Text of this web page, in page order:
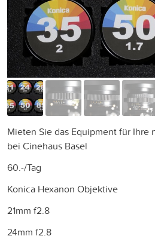
Mieten Sie das Equipment für Ihre
bei Cinehaus Basel
60.-/Tag
Konica Hexanon Objektive
21mm f2.8
24mm f2.8